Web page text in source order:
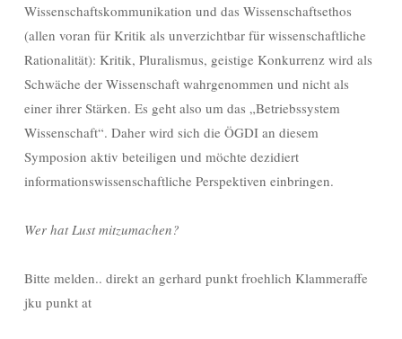
Wissenschaftskommunikation und das Wissenschaftsethos
(allen voran für Kritik als unverzichtbar für wissenschaftliche
Rationalität): Kritik, Pluralismus, geistige Konkurrenz wird als
Schwäche der Wissenschaft wahrgenommen und nicht als
einer ihrer Stärken. Es geht also um das „Betriebssystem
Wissenschaft“. Daher wird sich die ÖGDI an diesem
Symposion aktiv beteiligen und möchte dezidiert
informationswissenschaftliche Perspektiven einbringen.
Wer hat Lust mitzumachen?
Bitte melden.. direkt an gerhard punkt froehlich Klammeraffe
jku punkt at